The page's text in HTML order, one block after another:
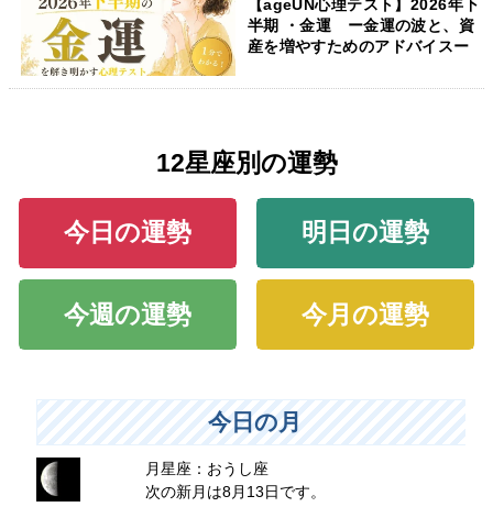
【ageUN心理テスト】2026年下
半期 ・金運 ー金運の波と、資
産を増やすためのアドバイスー
12星座別の運勢
今日の運勢 明日の運勢
今週の運勢 今月の運勢
今日の月
月星座：おうし座
次の新月は8月13日です。